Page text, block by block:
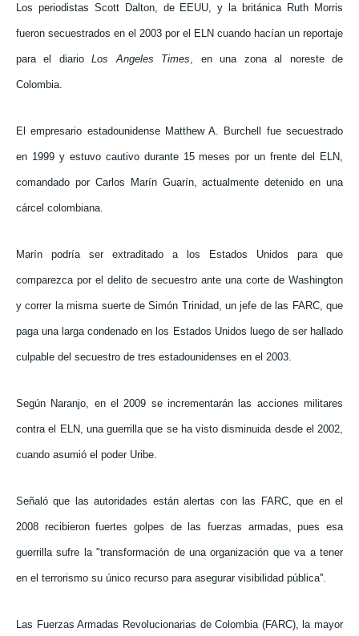
Los periodistas Scott Dalton, de EEUU, y la británica Ruth Morris
fueron secuestrados en el 2003 por el ELN cuando hacían un reportaje
para el diarioLos Angeles Times, en una zona al noreste de
Colombia.
El empresario estadounidense Matthew A. Burchell fue secuestrado
en 1999 y estuvo cautivo durante 15 meses por un frente del ELN,
comandado por Carlos Marín Guarín, actualmente detenido en una
cárcel colombiana.
Marín podría ser extraditado a los Estados Unidos para que
comparezca por el delito de secuestro ante una corte de Washington
y correr la misma suerte de Simón Trinidad, un jefe de las FARC, que
paga una larga condenado en los Estados Unidos luego de ser hallado
culpable del secuestro de tres estadounidenses en el 2003.
Según Naranjo, en el 2009 se incrementarán las acciones militares
contra el ELN, una guerrilla que se ha visto disminuida desde el 2002,
cuando asumió el poder Uribe.
Señaló que las autoridades están alertas con las FARC, que en el
2008 recibieron fuertes golpes de las fuerzas armadas, pues esa
guerrilla sufre la "transformación de una organización que va a tener
en el terrorismo su único recurso para asegurar visibilidad pública''.
Las Fuerzas Armadas Revolucionarias de Colombia (FARC), la mayor